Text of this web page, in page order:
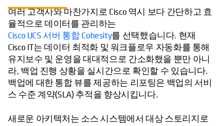
여러 고객사와 마찬가지로 Cisco 역시 보다 간단하고 효
율적으로 데이터를 관리하는
Cisco UCS 서버 통합 Cohesity를 선택했습니다. 현재
Cisco IT는 데이터 최적화 및 워크플로우 자동화를 통해
유지보수 및 운영을 대대적으로 간소화했을 뿐만 아니
라, 백업 진행 상황을 실시간으로 확인할 수 있습니다.
백업에 대한 통합 뷰를 제공하는 리포팅은 백업의 서비
스 수준 계약(SLA) 추적을 향상시킵니다.
새로운 아키텍처는 소스 시스템에서 대상 스토리지로